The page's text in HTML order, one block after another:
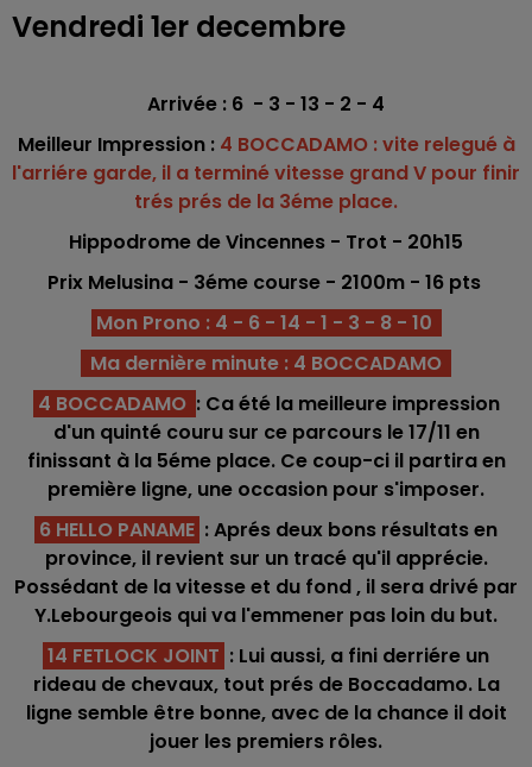
Vendredi 1er decembre
Arrivée : 6 - 3 - 13 - 2 - 4
Meilleur Impression : 4 BOCCADAMO : vite relegué à
l'arriére garde, il a terminé vitesse grand V pour finir
trés prés de la 3éme place.
Hippodrome de Vincennes - Trot - 20h15
Prix Melusina - 3éme course - 2100m - 16 pts
Mon Prono : 4 - 6 - 14 - 1 - 3 - 8 - 10
Ma dernière minute : 4 BOCCADAMO
4 BOCCADAMO : Ca été la meilleure impression
d'un quinté couru sur ce parcours le 17/11 en
finissant à la 5éme place. Ce coup-ci il partira en
première ligne, une occasion pour s'imposer.
6 HELLO PANAME : Aprés deux bons résultats en
province, il revient sur un tracé qu'il apprécie.
Possédant de la vitesse et du fond , il sera drivé par
Y.Lebourgeois qui va l'emmener pas loin du but.
14 FETLOCK JOINT : Lui aussi, a fini derriére un
rideau de chevaux, tout prés de Boccadamo. La
ligne semble être bonne, avec de la chance il doit
jouer les premiers rôles.